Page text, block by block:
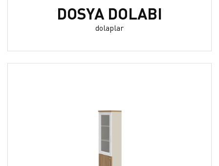
DOSYA DOLABI
dolaplar